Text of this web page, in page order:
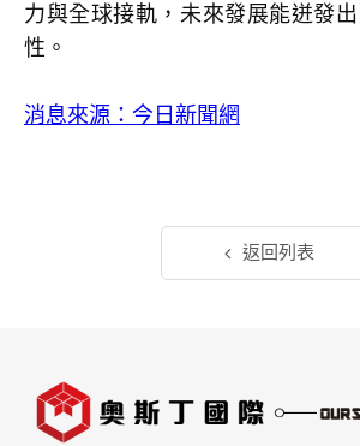
力與全球接軌，未來發展能迸發
性。
消息來源：今日新聞網
返回列表